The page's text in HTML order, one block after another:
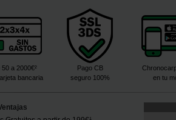
50 a 2000€²
bancaria
Pago CB
seguro 100%
en tu